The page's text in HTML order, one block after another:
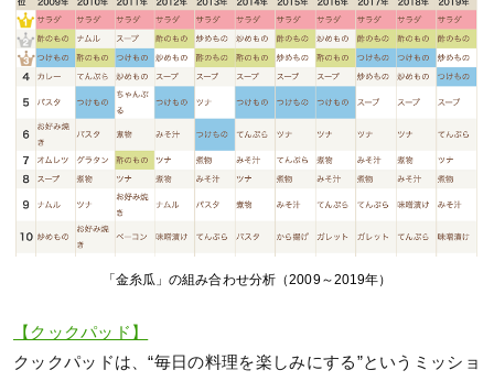
「金糸瓜」の組み合わせ分析（2009～2019年）
【クックパッド】
クックパッドは、“毎⽇の料理を楽しみにする”というミッショ